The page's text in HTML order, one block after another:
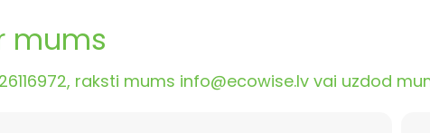
mums
raksti mums info@ecowise.lv vai uzdod